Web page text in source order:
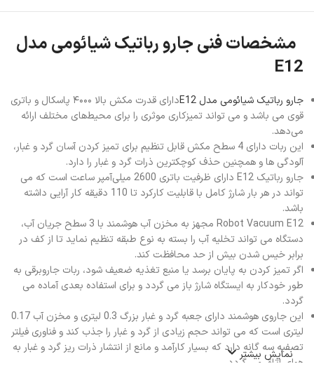
مشخصات فنی جارو رباتیک شیائومی مدل
E12
جارو رباتیک شیائومی مدل E12
دارای قدرت مکش بالا ۴۰۰۰ پاسکال و باتری
قوی می باشد و می تواند تمیزکاری موثری را برای محیط‌های مختلف ارائه
می‌دهد.
این ربات دارای 4 سطح مکش قابل تنظیم برای تمیز کردن آسان گرد و غبار،
آلودگی ها و همچنین حذف کوچکترین ذرات گرد و غبار را دارد.
جارو رباتیک E12 دارای ظرفیت باتری 2600 میلی‌آمپر ساعت است که می
تواند در هر بار شارژ کامل با قابلیت کارکرد تا 110 دقیقه کار آرایی داشته
باشد.
Robot Vacuum E12 مجهز به مخزن آب هوشمند با 3 سطح جریان آب،
دستگاه می تواند تخلیه آب را بسته به نوع طبقه تنظیم نماید تا از کف در
برابر خیس شدن بیش از حد محافظت کند.
اگر تمیز کردن به پایان برسد یا منبع تغذیه ضعیف شود، ربات جاروبرقی به
طور خودکار به ایستگاه شارژ باز می گردد و برای استفاده بعدی آماده می
گردد.
این جاروی هوشمند دارای جعبه گرد و غبار بزرگ 0.3 لیتری و مخزن آب 0.17
لیتری است که می تواند حجم زیادی از گرد و غبار را جذب کند و فناوری فیلتر
تصفیه سه گانه دارد که بسیار کارآمد و مانع از انتشار ذرات ریز گرد و غبار به
هوای اتاق می گردد.
نمایش بیشتر